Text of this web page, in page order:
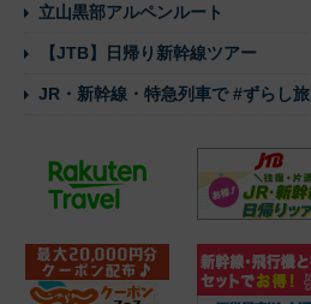
立山黒部アルペンルート
【JTB】日帰り新幹線ツアー
JR・新幹線・特急列車で #ずらし旅